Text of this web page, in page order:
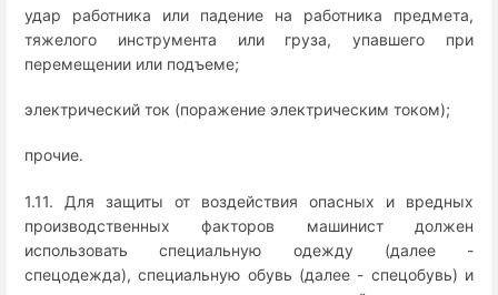
удар работника или падение на работника предмета,
тяжелого инструмента или груза, упавшего при
перемещении или подъеме;
электрический ток (поражение электрическим током);
прочие.
1.11. Для защиты от воздействия опасных и вредных
производственных факторов машинист должен
использовать специальную одежду (далее -
спецодежда), специальную обувь (далее - спецобувь) и